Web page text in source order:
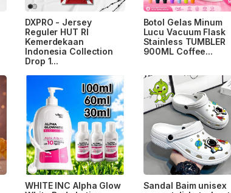
DXPRO - Jersey
Reguler HUT RI
Kemerdekaan
Indonesia Collection
Drop 1...
Botol Gelas Minum
Lucu Vacuum Flask
Stainless TUMBLER
900ML Coffee...
WHITE INC Alpha Glow
Sandal Baim unisex